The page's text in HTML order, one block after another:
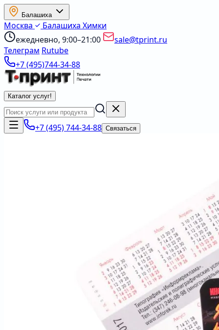
Балашиха
Москва Балашиха Химки
ежедневно, 9:00–21:00
sale@tprint.ru
Телеграм Rutube
+7 (495)744-34-88
Каталог услуг!
+7 (495) 744-34-88 Связаться